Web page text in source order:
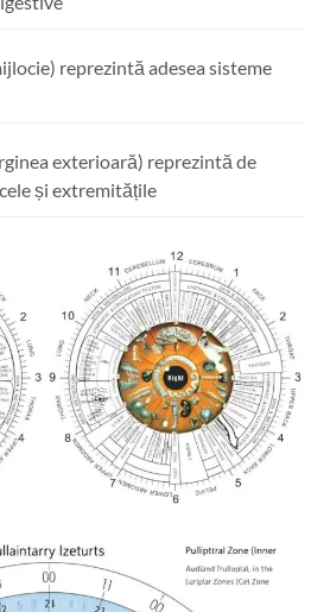
reprezintă adesea sisteme
exterioară) reprezintă de
și extremitățile